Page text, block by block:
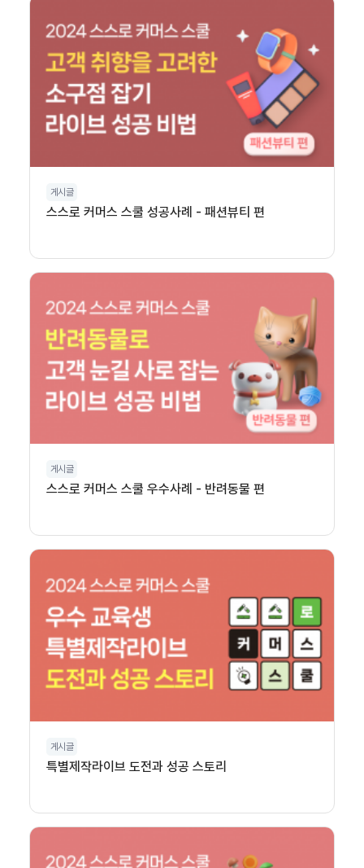
게시글
스스로 커머스 스쿨 성공사례 - 패션뷰티 편
게시글
스스로 커머스 스쿨 우수사례 - 반려동물 편
게시글
특별제작라이브 도전과 성공 스토리